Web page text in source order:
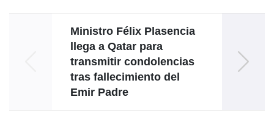
Ministro Félix Plasencia
llega a Qatar para
transmitir condolencias
tras fallecimiento del
Emir Padre